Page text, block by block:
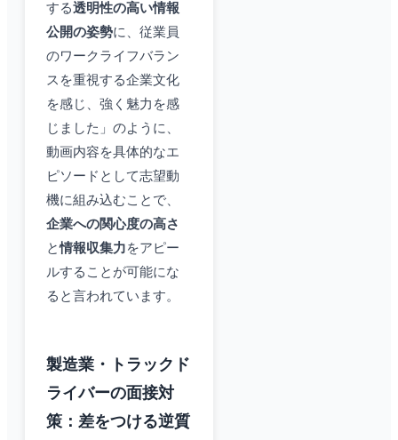
する透明性の高い情報
公開の姿勢に、従業員
のワークライフバラン
スを重視する企業文化
を感じ、強く魅力を感
じました」のように、
動画内容を具体的なエ
ピソードとして志望動
機に組み込むことで、
企業への関心度の高さ
と情報収集力をアピー
ルすることが可能にな
ると言われています。
製造業・トラックド
ライバーの面接対
策：差をつける逆質